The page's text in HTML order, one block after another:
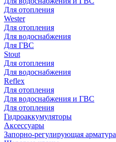
Для отопления
Wester
Для отопления
Для водоснабжения
Для ГВС
Stout
Для отопления
Для водоснабжения
Reflex
Для отопления
Для водоснабжения и ГВС
Для отопления
Гидроаккумуляторы
Аксессуары
Запорно-регулирующая арматура